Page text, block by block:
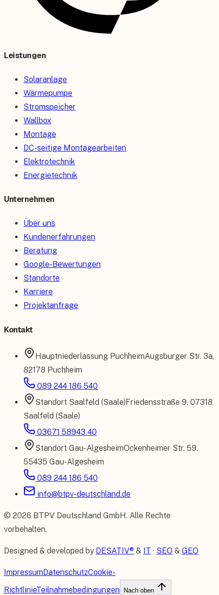
Leistungen
Solaranlage
Wärmepumpe
Stromspeicher
Wallbox
Montage
DC-seitige Montagearbeiten
Elektrotechnik
Energietechnik
Unternehmen
Über uns
Kundenerfahrungen
Beratung
Google-Bewertungen
Standorte
Karriere
Projektanfrage
Kontakt
Hauptniederlassung PuchheimAugsburger Str. 3a,
82178 Puchheim
089 244 186 540
Standort Saalfeld (Saale)Friedensstraße 9, 07318
Saalfeld (Saale)
03671 58943 40
Standort Gau-AlgesheimOckenheimer Str. 59,
55435 Gau-Algesheim
089 244 186 540
info@btpv-deutschland.de
© 2026 BTPV Deutschland GmbH. Alle Rechte
vorbehalten.
Designed & developed by DESATIV® & IT · SEO & GEO
ImpressumDatenschutzCookie-
RichtlinieTeilnahmebedingungen Nach oben